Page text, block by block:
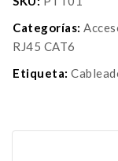
Categorías:
RJ45 CAT6
Etiqueta: